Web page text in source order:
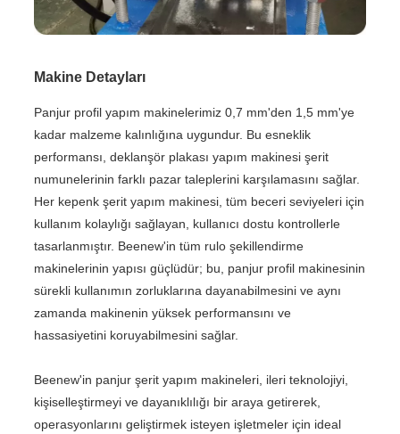
Makine Detayları
Panjur profil yapım makinelerimiz 0,7 mm'den 1,5 mm'ye
kadar malzeme kalınlığına uygundur. Bu esneklik
performansı, deklanşör plakası yapım makinesi şerit
numunelerinin farklı pazar taleplerini karşılamasını sağlar.
Her kepenk şerit yapım makinesi, tüm beceri seviyeleri için
kullanım kolaylığı sağlayan, kullanıcı dostu kontrollerle
tasarlanmıştır. Beenew'in tüm rulo şekillendirme
makinelerinin yapısı güçlüdür; bu, panjur profil makinesinin
sürekli kullanımın zorluklarına dayanabilmesini ve aynı
zamanda makinenin yüksek performansını ve
hassasiyetini koruyabilmesini sağlar.
Beenew'in panjur şerit yapım makineleri, ileri teknolojiyi,
kişiselleştirmeyi ve dayanıklılığı bir araya getirerek,
operasyonlarını geliştirmek isteyen işletmeler için ideal